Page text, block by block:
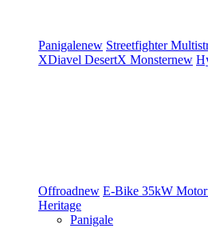
Panigalenew Streetfighter
XDiavel DesertX Monsternew
Offroadnew E-Bike 35kW
Heritage
Panigale